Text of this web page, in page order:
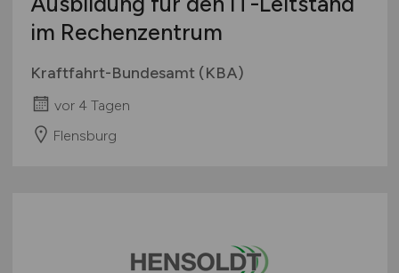
im Rechenzentrum
Kraftfahrt-Bundesamt (KBA)
vor 4 Tagen
Flensburg